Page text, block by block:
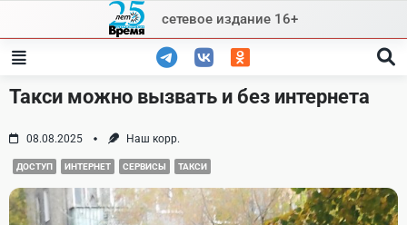
content
сетевое издание 16+
Такси можно вызвать и без интернета
08.08.2025 Наш корр.
ДОСТУП ИНТЕРНЕТ СЕРВИСЫ ТАКСИ